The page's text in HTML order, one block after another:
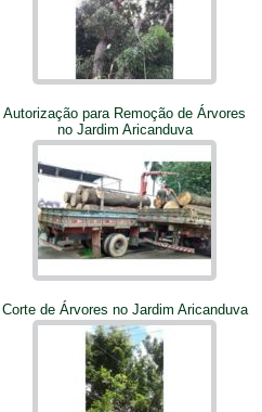
Autorização para Remoção de Árvores
no Jardim Aricanduva
Corte de Árvores no Jardim Aricanduva